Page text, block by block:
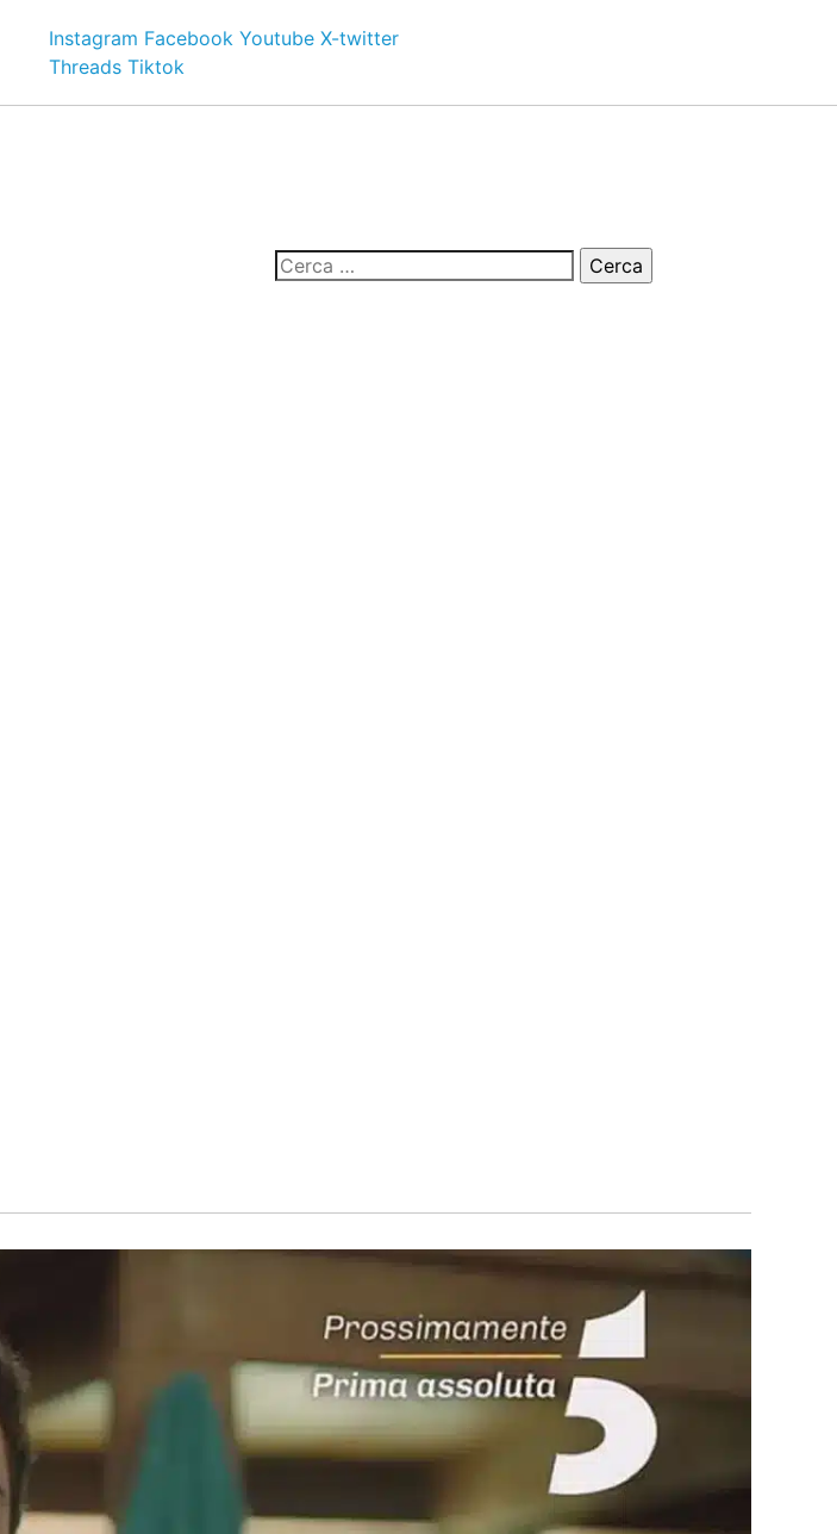
Instagram Facebook Youtube X-twitter
Threads Tiktok